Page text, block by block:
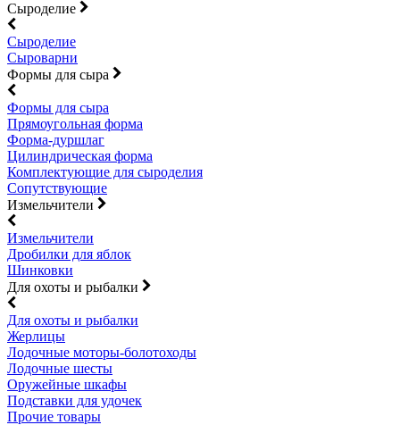
Сыроделие
Сыроделие
Сыроварни
Формы для сыра
Формы для сыра
Прямоугольная форма
Форма-дуршлаг
Цилиндрическая форма
Комплектующие для сыроделия
Сопутствующие
Измельчители
Измельчители
Дробилки для яблок
Шинковки
Для охоты и рыбалки
Для охоты и рыбалки
Жерлицы
Лодочные моторы-болотоходы
Лодочные шесты
Оружейные шкафы
Подставки для удочек
Прочие товары